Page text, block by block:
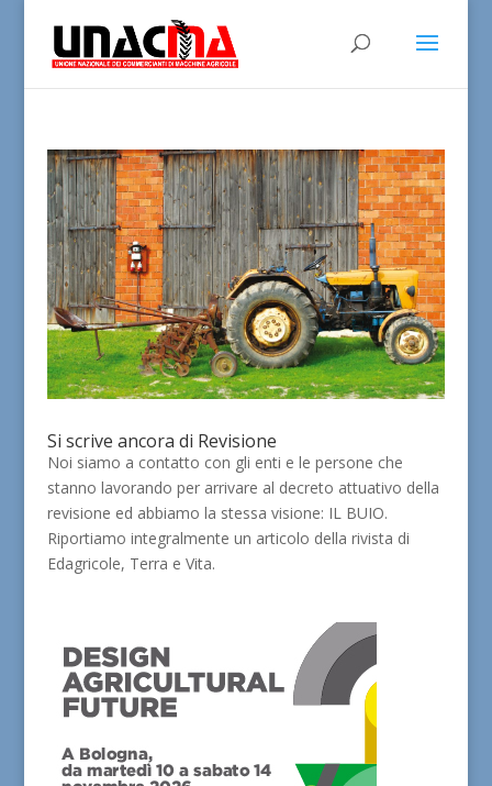
Si scrive ancora di Revisione
Noi siamo a contatto con gli enti e le persone che
stanno lavorando per arrivare al decreto attuativo della
revisione ed abbiamo la stessa visione: IL BUIO.
Riportiamo integralmente un articolo della rivista di
Edagricole, Terra e Vita.